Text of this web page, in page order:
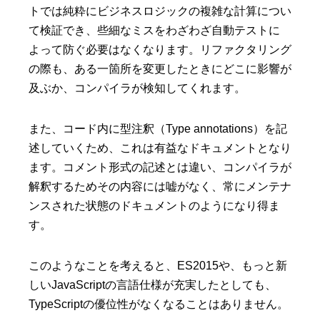
トでは純粋にビジネスロジックの複雑な計算につい
て検証でき、些細なミスをわざわざ自動テストに
よって防ぐ必要はなくなります。リファクタリング
の際も、ある一箇所を変更したときにどこに影響が
及ぶか、コンパイラが検知してくれます。
また、コード内に型注釈（Type annotations）を記
述していくため、これは有益なドキュメントとなり
ます。コメント形式の記述とは違い、コンパイラが
解釈するためその内容には嘘がなく、常にメンテナ
ンスされた状態のドキュメントのようになり得ま
す。
このようなことを考えると、ES2015や、もっと新
しいJavaScriptの言語仕様が充実したとしても、
TypeScriptの優位性がなくなることはありません。